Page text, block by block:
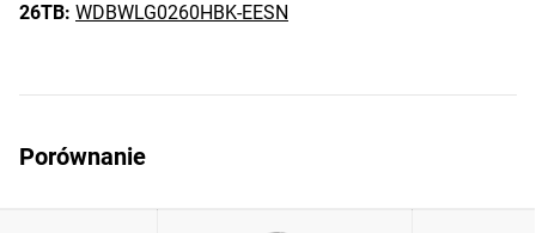
26TB: WDBWLG0260HBK-EESN
Porównanie